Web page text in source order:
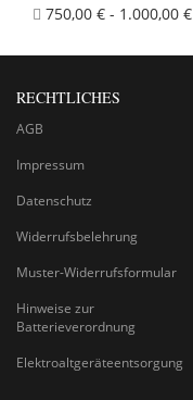
750,00 € - 1.000,00 €
RECHTLICHES
AGB
Impressum
Datenschutz
Widerrufsbelehrung
Muster-Widerrufsformular
Hinweise zur
Batterieverordnung
Elektroaltgeräteentsorgung